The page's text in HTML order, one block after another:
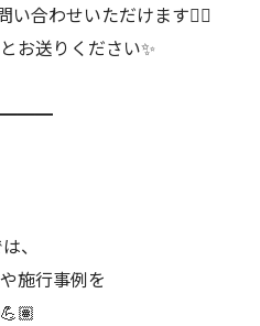
い合わせいただけます💁‍♀️
お送りください✨
、
施行事例を